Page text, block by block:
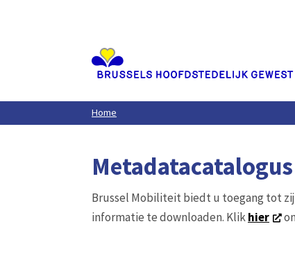
Home
Brussel Mobiliteit biedt u toegang tot
informatie te downloaden. Klikhier